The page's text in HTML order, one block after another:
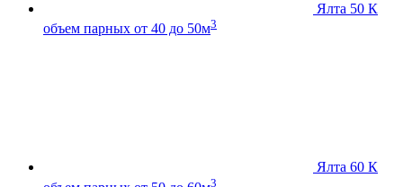
Ялта 50 К
объем парных от 40 до 50м3
Ялта 60 К
3